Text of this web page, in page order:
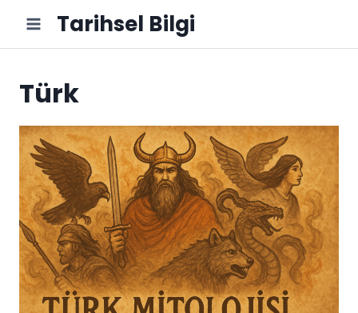
content
Tarihsel Bilgi
Türk